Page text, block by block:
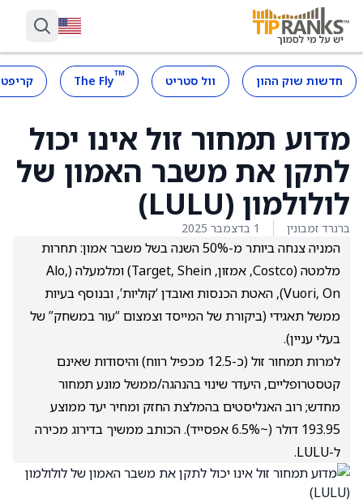
חדשות שוק ההון וול סטריט ™
The Fly
מדוע תמחור זול אינו יכול
לתקן את משבר האמון של
לולולמון (LULU)
ברנרד זמבונין 1 בדצמבר 2025
המניה צנחה ביותר מ-50% השנה בשל משבר אמון: תחרות
מלמטה (Costco, אמזון, Target, Shein) ומלמעלה (Alo,
Vuori, On), האטת הכנסות ואובדן ‘קוליות’, ובנוסף בעיות
ממשל תאגידי (ביקורת של המייסד וצמצום “עור במשחק” של
בעלי עניין).
למרות תמחור זול (כ-12.5 מכפיל רווח) והיסודות שאינם
קטסטרופליים, היעדר שינוי בהנהגה/ממשל מונע תמחור
מחדש; רוב האנליסטים בהמלצת החזק ומחיר יעד ממוצע
193.95 דולר (~6.5% אפסייד). הכותב ממשיך בדירוג מכירה
ל-LULU.